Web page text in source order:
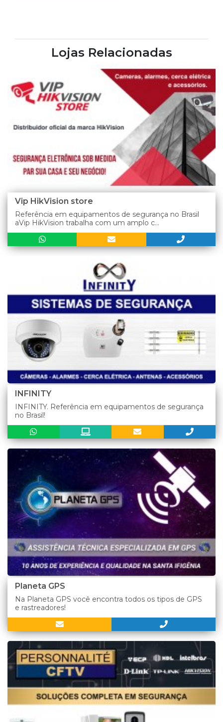
Lojas Relacionadas
Vip HikVision store
Referência em equipamentos de segurança no Brasil
aVip HikVision trabalha com um amplo c...
INFINITY
INFINITY. Referência em equipamentos de segurança
no Brasil!
Planeta GPS
Na Planeta GPS você encontra todos os tipos de GPS
e rastreadores!